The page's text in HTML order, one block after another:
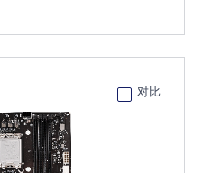
对比